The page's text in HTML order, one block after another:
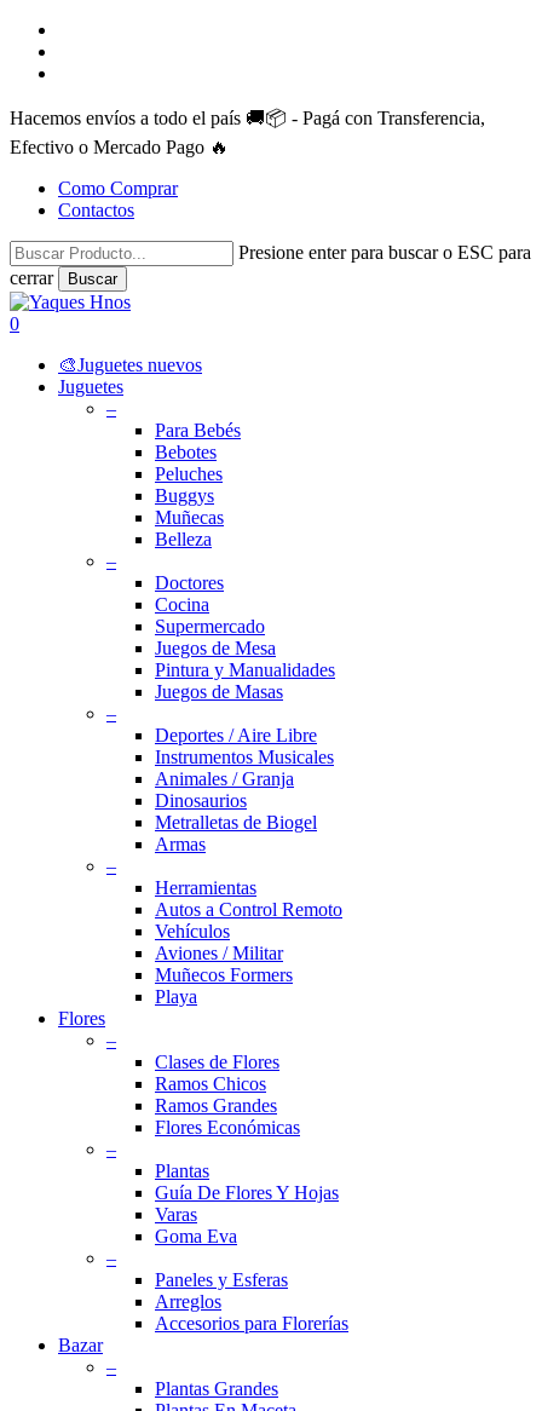
Skip
main
Hacemos envíos a todo el país 🚚📦 - Pagá con Transferencia,
Efectivo o Mercado Pago 🔥
Como Comprar
Contactos
Presione enter para buscar o ESC para
cerrar
Buscar
Close
Search
search
account
0
🎨Juguetes nuevos
Juguetes
–
Para Bebés
Bebotes
Peluches
Buggys
Muñecas
Belleza
–
Doctores
Cocina
Supermercado
Juegos de Mesa
Pintura y Manualidades
Juegos de Masas
–
Deportes / Aire Libre
Instrumentos Musicales
Animales / Granja
Dinosaurios
Metralletas de Biogel
Armas
–
Herramientas
Autos a Control Remoto
Vehículos
Aviones / Militar
Muñecos Formers
Playa
Flores
–
Clases de Flores
Ramos Chicos
Ramos Grandes
Flores Económicas
–
Plantas
Guía De Flores Y Hojas
Varas
Goma Eva
–
Paneles y Esferas
Arreglos
Accesorios para Florerías
Bazar
–
Plantas Grandes